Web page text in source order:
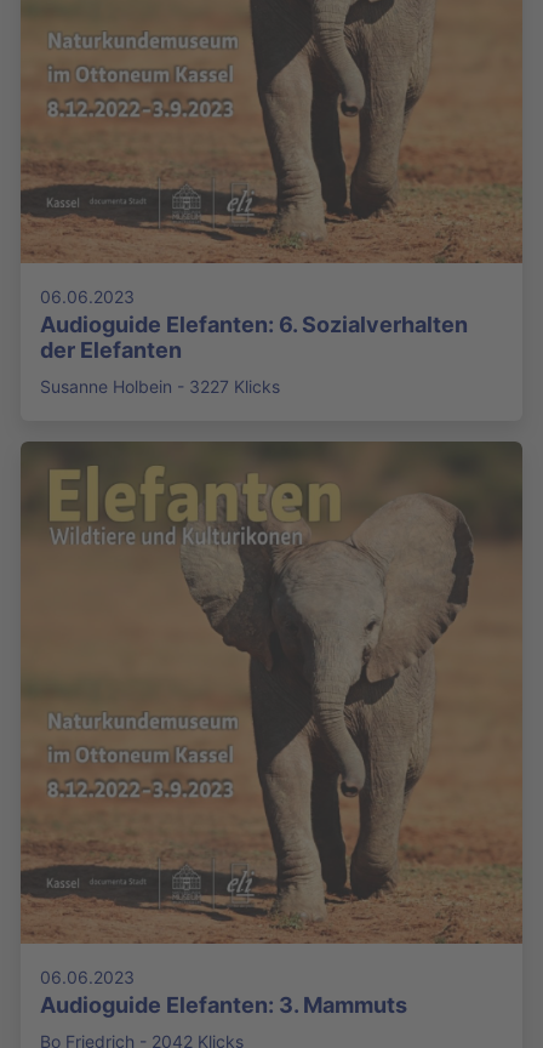
06.06.2023
Audioguide Elefanten: 6. Sozialverhalten
der Elefanten
Susanne Holbein - 3227 Klicks
06.06.2023
Audioguide Elefanten: 3. Mammuts
Bo Friedrich - 2042 Klicks